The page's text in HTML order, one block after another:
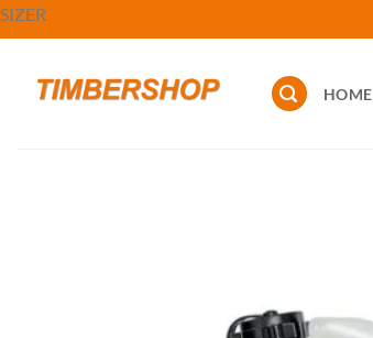
Zum
Inhalt
HOME
SIZER